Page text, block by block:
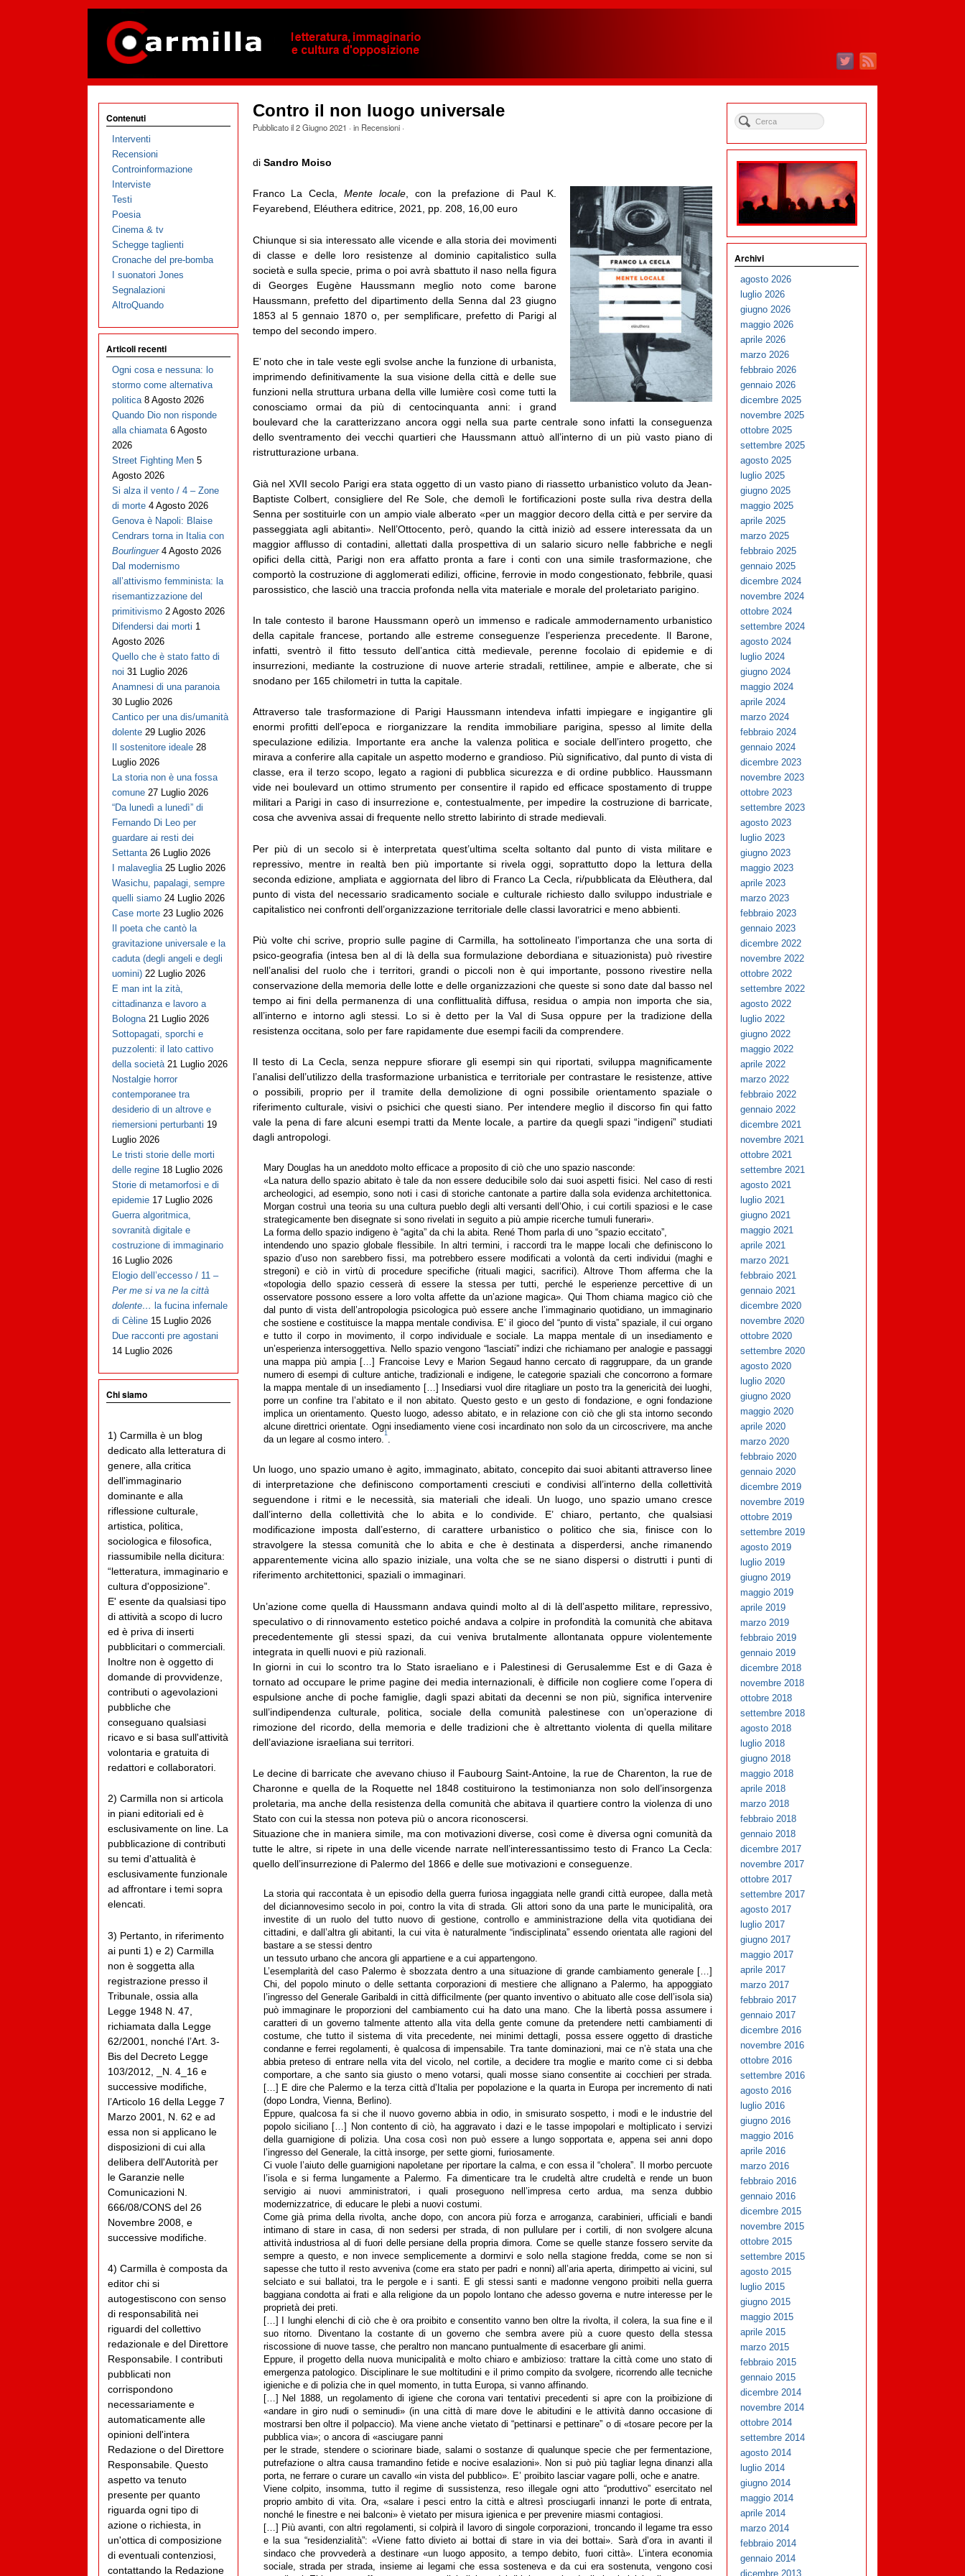
Contro il non luogo universale
Pubblicato il2 Giugno 2021 · in Recensioni·
di Sandro Moiso
Franco La Cecla,Mente locale, con la prefazione di Paul K.
Feyarebend, Eléuthera editrice, 2021, pp. 208, 16,00 euro
Chiunque si sia interessato alle vicende e alla storia dei movimenti
di classe e delle loro resistenze al dominio capitalistico sulla
società e sulla specie, prima o poi avrà sbattuto il naso nella figura
di Georges Eugène Haussmann meglio noto come barone
Haussmann, prefetto del dipartimento della Senna dal 23 giugno
1853 al 5 gennaio 1870 o, per semplificare, prefetto di Parigi al
tempo del secondo impero.
E’ noto che in tale veste egli svolse anche la funzione di urbanista,
imprimendo definitivamente la sua visione della città e delle sue
funzioni nella struttura urbana della ville lumière così come tutti la
conosciamo ormai da più di centocinquanta anni: i grand
boulevard che la caratterizzano ancora oggi nella sua parte centrale sono infatti la conseguenza
dello sventramento dei vecchi quartieri che Haussmann attuò all’interno di un più vasto piano di
ristrutturazione urbana.
Già nel XVII secolo Parigi era stata oggetto di un vasto piano di riassetto urbanistico voluto da Jean-
Baptiste Colbert, consigliere del Re Sole, che demolì le fortificazioni poste sulla riva destra della
Senna per sostituirle con un ampio viale alberato «per un maggior decoro della città e per servire da
passeggiata agli abitanti». Nell’Ottocento, però, quando la città iniziò ad essere interessata da un
maggior afflusso di contadini, allettati dalla prospettiva di un salario sicuro nelle fabbriche e negli
opifici della città, Parigi non era affatto pronta a fare i conti con una simile trasformazione, che
comportò la costruzione di agglomerati edilizi, officine, ferrovie in modo congestionato, febbrile, quasi
parossistico, che lasciò una traccia profonda nella vita materiale e morale del proletariato parigino.
In tale contesto il barone Haussmann operò un immenso e radicale ammodernamento urbanistico
della capitale francese, portando alle estreme conseguenze l’esperienza precedente. Il Barone,
infatti, sventrò il fitto tessuto dell’antica città medievale, perenne focolaio di epidemie e di
insurrezioni, mediante la costruzione di nuove arterie stradali, rettilinee, ampie e alberate, che si
snodano per 165 chilometri in tutta la capitale.
Attraverso tale trasformazione di Parigi Haussmann intendeva infatti impiegare e ingigantire gli
enormi profitti dell’epoca e riorganizzare la rendita immobiliare parigina, spesso al limite della
speculazione edilizia. Importante era anche la valenza politica e sociale dell’intero progetto, che
mirava a conferire alla capitale un aspetto moderno e grandioso. Più significativo, dal punto di vista di
classe, era il terzo scopo, legato a ragioni di pubblica sicurezza e di ordine pubblico. Haussmann
vide nei boulevard un ottimo strumento per consentire il rapido ed efficace spostamento di truppe
militari a Parigi in caso di insurrezione e, contestualmente, per impedire la costruzione di barricate,
cosa che avveniva assai di frequente nello stretto labirinto di strade medievali.
Per più di un secolo si è interpretata quest’ultima scelta soltanto dal punto di vista militare e
repressivo, mentre in realtà ben più importante si rivela oggi, soprattutto dopo la lettura della
seconda edizione, ampliata e aggiornata del libro di Franco La Cecla, ri/pubblicata da Elèuthera, dal
punto di vista del necessario sradicamento sociale e culturale richiesto dallo sviluppo industriale e
capitalistico nei confronti dell’organizzazione territoriale delle classi lavoratrici e meno abbienti.
Più volte chi scrive, proprio sulle pagine di Carmilla, ha sottolineato l’importanza che una sorta di
psico-geografia (intesa ben al di là della sua formulazione debordiana e situazionista) può rivestire
nell’analisi del ruolo che i territori, grandi o piccoli non è qui importante, possono rivestire nella
conservazione della memoria delle lotte e delle organizzazioni che queste si sono date dal basso nel
tempo ai fini della permanenza di una conflittualità diffusa, residua o ampia non importa che sia,
all’interno e intorno agli stessi. Lo si è detto per la Val di Susa oppure per la tradizione della
resistenza occitana, solo per fare rapidamente due esempi facili da comprendere.
Il testo di La Cecla, senza neppure sfiorare gli esempi sin qui riportati, sviluppa magnificamente
l’analisi dell’utilizzo della trasformazione urbanistica e territoriale per contrastare le resistenze, attive
o possibili, proprio per il tramite della demolizione di ogni possibile orientamento spaziale o
riferimento culturale, visivi o psichici che questi siano. Per intendere meglio il discorso fin qui fatto
vale la pena di fare alcuni esempi tratti da Mente locale, a partire da quegli spazi “indigeni” studiati
dagli antropologi.
Mary Douglas ha un aneddoto molto efficace a proposito di ciò che uno spazio nasconde:
«La natura dello spazio abitato è tale da non essere deducibile solo dai suoi aspetti fisici. Nel caso di resti
archeologici, ad esempio, sono noti i casi di storiche cantonate a partire dalla sola evidenza architettonica.
Morgan costruì una teoria su una cultura pueblo degli alti versanti dell’Ohio, i cui cortili spaziosi e le case
strategicamente ben disegnate si sono rivelati in seguito a più ampie ricerche tumuli funerari».
La forma dello spazio indigeno è “agita” da chi la abita. René Thom parla di uno “spazio eccitato”,
intendendo uno spazio globale flessibile. In altri termini, i raccordi tra le mappe locali che definiscono lo
spazio d’uso non sarebbero fissi, ma potrebbero essere modificati a volontà da certi individui (maghi e
stregoni) e ciò in virtù di procedure specifiche (rituali magici, sacrifici). Altrove Thom afferma che la
«topologia dello spazio cesserà di essere la stessa per tutti, perché le esperienze percettive di un
osservatore possono essere a loro volta affette da un’azione magica». Qui Thom chiama magico ciò che
dal punto di vista dell’antropologia psicologica può essere anche l’immaginario quotidiano, un immaginario
che sostiene e costituisce la mappa mentale condivisa. E’ il gioco del “punto di vista” spaziale, il cui organo
e tutto il corpo in movimento, il corpo individuale e sociale. La mappa mentale di un insediamento e
un’esperienza intersoggettiva. Nello spazio vengono “lasciati” indizi che richiamano per analogie e passaggi
una mappa più ampia […] Francoise Levy e Marion Segaud hanno cercato di raggruppare, da un grande
numero di esempi di culture antiche, tradizionali e indigene, le categorie spaziali che concorrono a formare
la mappa mentale di un insediamento […] Insediarsi vuol dire ritagliare un posto tra la genericità dei luoghi,
porre un confine tra l’abitato e il non abitato. Questo gesto e un gesto di fondazione, e ogni fondazione
implica un orientamento. Questo luogo, adesso abitato, e in relazione con ciò che gli sta intorno secondo
alcune direttrici orientate. Ogni insediamento viene cosi incardinato non solo da un circoscrivere, ma anche
da un legare al cosmo intero.
1
.
Un luogo, uno spazio umano è agito, immaginato, abitato, concepito dai suoi abitanti attraverso linee
di interpretazione che definiscono comportamenti cresciuti e condivisi all’interno della collettività
seguendone i ritmi e le necessità, sia materiali che ideali. Un luogo, uno spazio umano cresce
dall’interno della collettività che lo abita e lo condivide. E’ chiaro, pertanto, che qualsiasi
modificazione imposta dall’esterno, di carattere urbanistico o politico che sia, finisce con lo
stravolgere la stessa comunità che lo abita e che è destinata a disperdersi, anche rimanendo
apparentemente vicina allo spazio iniziale, una volta che se ne siano dispersi o distrutti i punti di
riferimento architettonici, spaziali o immaginari.
Un’azione come quella di Haussmann andava quindi molto al di là dell’aspetto militare, repressivo,
speculativo o di rinnovamento estetico poiché andava a colpire in profondità la comunità che abitava
precedentemente gli stessi spazi, da cui veniva brutalmente allontanata oppure violentemente
integrata in quelli nuovi e più razionali.
In giorni in cui lo scontro tra lo Stato israeliano e i Palestinesi di Gerusalemme Est e di Gaza è
tornato ad occupare le prime pagine dei media internazionali, è difficile non cogliere come l’opera di
espulsione anche di poche famiglie, dagli spazi abitati da decenni se non più, significa intervenire
sull’indipendenza culturale, politica, sociale della comunità palestinese con un’operazione di
rimozione del ricordo, della memoria e delle tradizioni che è altrettanto violenta di quella militare
dell’aviazione israeliana sui territori.
Le decine di barricate che avevano chiuso il Faubourg Saint-Antoine, la rue de Charenton, la rue de
Charonne e quella de la Roquette nel 1848 costituirono la testimonianza non solo dell’insorgenza
proletaria, ma anche della resistenza della comunità che abitava il quartiere contro la violenza di uno
Stato con cui la stessa non poteva più o ancora riconoscersi.
Situazione che in maniera simile, ma con motivazioni diverse, così come è diversa ogni comunità da
tutte le altre, si ripete in una delle vicende narrate nell’interessantissimo testo di Franco La Cecla:
quello dell’insurrezione di Palermo del 1866 e delle sue motivazioni e conseguenze.
La storia qui raccontata è un episodio della guerra furiosa ingaggiata nelle grandi città europee, dalla metà
del diciannovesimo secolo in poi, contro la vita di strada. Gli attori sono da una parte le municipalità, ora
investite di un ruolo del tutto nuovo di gestione, controllo e amministrazione della vita quotidiana dei
cittadini, e dall’altra gli abitanti, la cui vita è naturalmente “indisciplinata” essendo orientata alle ragioni del
bastare a se stessi dentro
un tessuto urbano che ancora gli appartiene e a cui appartengono.
L’esemplarità del caso Palermo è sbozzata dentro a una situazione di grande cambiamento generale […]
Chi, del popolo minuto o delle settanta corporazioni di mestiere che allignano a Palermo, ha appoggiato
l’ingresso del Generale Garibaldi in città difficilmente (per quanto inventivo o abituato alle cose dell’isola sia)
può immaginare le proporzioni del cambiamento cui ha dato una mano. Che la libertà possa assumere i
caratteri di un governo talmente attento alla vita della gente comune da pretendere netti cambiamenti di
costume, che tutto il sistema di vita precedente, nei minimi dettagli, possa essere oggetto di drastiche
condanne e ferrei regolamenti, è qualcosa di impensabile. Tra tante dominazioni, mai ce n’è stata una che
abbia preteso di entrare nella vita del vicolo, nel cortile, a decidere tra moglie e marito come ci si debba
comportare, a che santo sia giusto o meno votarsi, quali mosse siano consentite ai cocchieri per strada.
[…] E dire che Palermo e la terza città d’Italia per popolazione e la quarta in Europa per incremento di nati
(dopo Londra, Vienna, Berlino).
Eppure, qualcosa fa si che il nuovo governo abbia in odio, in smisurato sospetto, i modi e le industrie del
popolo siciliano […] Non contento di ciò, ha aggravato i dazi e le tasse impopolari e moltiplicato i servizi
della guarnigione di polizia. Una cosa così non può essere a lungo sopportata e, appena sei anni dopo
l’ingresso del Generale, la città insorge, per sette giorni, furiosamente.
Ci vuole l’aiuto delle guarnigioni napoletane per riportare la calma, e con essa il “cholera”. Il morbo percuote
l’isola e si ferma lungamente a Palermo. Fa dimenticare tra le crudeltà altre crudeltà e rende un buon
servigio ai nuovi amministratori, i quali proseguono nell’impresa certo ardua, ma senza dubbio
modernizzatrice, di educare le plebi a nuovi costumi.
Come già prima della rivolta, anche dopo, con ancora più forza e arroganza, carabinieri, ufficiali e bandi
intimano di stare in casa, di non sedersi per strada, di non pullulare per i cortili, di non svolgere alcuna
attività industriosa al di fuori delle persiane della propria dimora. Come se quelle stanze fossero servite da
sempre a questo, e non invece semplicemente a dormirvi e solo nella stagione fredda, come se non si
sapesse che tutto il resto avveniva (come era stato per padri e nonni) all’aria aperta, dirimpetto ai vicini, sul
selciato e sui ballatoi, tra le pergole e i santi. E gli stessi santi e madonne vengono proibiti nella guerra
baggiana condotta ai frati e alla religione da un popolo lontano che adesso governa e nutre interesse per le
proprietà dei preti.
[…] I lunghi elenchi di ciò che è ora proibito e consentito vanno ben oltre la rivolta, il colera, la sua fine e il
suo ritorno. Diventano la costante di un governo che sembra avere più a cuore questo della stessa
riscossione di nuove tasse, che peraltro non mancano puntualmente di esacerbare gli animi.
Eppure, il progetto della nuova municipalità e molto chiaro e ambizioso: trattare la città come uno stato di
emergenza patologico. Disciplinare le sue moltitudini e il primo compito da svolgere, ricorrendo alle tecniche
igieniche e di polizia che in quel momento, in tutta Europa, si vanno affinando.
[…] Nel 1888, un regolamento di igiene che corona vari tentativi precedenti si apre con la proibizione di
«andare in giro nudi o seminudi» (in una città di mare dove le abitudini e le attività danno occasione di
mostrarsi ben oltre il polpaccio). Ma viene anche vietato di “pettinarsi e pettinare” o di «tosare pecore per la
pubblica via»; o ancora di «asciugare panni
per le strade, stendere o sciorinare biade, salami o sostanze di qualunque specie che per fermentazione,
putrefazione o altra causa tramandino fetide e nocive esalazioni». Non si può più tagliar legna dinanzi alla
porta, ne ferrare o curare un cavallo «in vista del pubblico». E’ proibito lasciar vagare polli, oche e anatre.
Viene colpito, insomma, tutto il regime di sussistenza, reso illegale ogni atto “produttivo” esercitato nel
proprio ambito di vita. Ora, «salare i pesci entro la città e altresì prosciugarli innanzi le porte di entrata,
nonché le finestre e nei balconi» è vietato per misura igienica e per prevenire miasmi contagiosi.
[…] Più avanti, con altri regolamenti, si colpirà il lavoro di singole corporazioni, troncando il legame tra esso
e la sua “residenzialità”: «Viene fatto divieto ai bottai di stare in via dei bottai». Sarà d’ora in avanti il
sindaco che provvederà a destinare «un luogo apposito, a tempo debito, fuori città». L’intera economia
sociale, strada per strada, insieme ai legami che essa sosteneva e da cui era sostenuta, vengono cosi
Contenuti
Interventi
Recensioni
Controinformazione
Interviste
Testi
Poesia
Cinema & tv
Schegge taglienti
Cronache del pre-bomba
I suonatori Jones
Segnalazioni
AltroQuando
Articoli recenti
Ogni cosa e nessuna: lo
stormo come alternativa
politica 8 Agosto 2026
Quando Dio non risponde
alla chiamata 6 Agosto
2026
Street Fighting Men 5
Agosto 2026
Si alza il vento / 4 – Zone
di morte 4 Agosto 2026
Genova è Napoli: Blaise
Cendrars torna in Italia con
Bourlinguer 4 Agosto 2026
Dal modernismo
all’attivismo femminista: la
risemantizzazione del
primitivismo 2 Agosto 2026
Difendersi dai morti 1
Agosto 2026
Quello che è stato fatto di
noi 31 Luglio 2026
Anamnesi di una paranoia
30 Luglio 2026
Cantico per una dis/umanità
dolente 29 Luglio 2026
Il sostenitore ideale 28
Luglio 2026
La storia non è una fossa
comune 27 Luglio 2026
“Da lunedì a lunedì” di
Fernando Di Leo per
guardare ai resti dei
Settanta 26 Luglio 2026
I malaveglia 25 Luglio 2026
Wasichu, papalagi, sempre
quelli siamo 24 Luglio 2026
Case morte 23 Luglio 2026
Il poeta che cantò la
gravitazione universale e la
caduta (degli angeli e degli
uomini) 22 Luglio 2026
E man int la zità,
cittadinanza e lavoro a
Bologna 21 Luglio 2026
Sottopagati, sporchi e
puzzolenti: il lato cattivo
della società 21 Luglio 2026
Nostalgie horror
contemporanee tra
desiderio di un altrove e
riemersioni perturbanti 19
Luglio 2026
Le tristi storie delle morti
delle regine 18 Luglio 2026
Storie di metamorfosi e di
epidemie 17 Luglio 2026
Guerra algoritmica,
sovranità digitale e
costruzione di immaginario
16 Luglio 2026
Elogio dell’eccesso / 11 –
Per me si va ne la città
dolente… la fucina infernale
di Cèline 15 Luglio 2026
Due racconti pre agostani
14 Luglio 2026
Chi siamo
1) Carmilla è un blog
dedicato alla letteratura di
genere, alla critica
dell'immaginario
dominante e alla
riflessione culturale,
artistica, politica,
sociologica e filosofica,
riassumibile nella dicitura:
“letteratura, immaginario e
cultura d'opposizione”.
E' esente da qualsiasi tipo
di attività a scopo di lucro
ed è priva di inserti
pubblicitari o commerciali.
Inoltre non è oggetto di
domande di provvidenze,
contributi o agevolazioni
pubbliche che
conseguano qualsiasi
ricavo e si basa sull'attività
volontaria e gratuita di
redattori e collaboratori.
2) Carmilla non si articola
in piani editoriali ed è
esclusivamente on line. La
pubblicazione di contributi
su temi d'attualità è
esclusivamente funzionale
ad affrontare i temi sopra
elencati.
3) Pertanto, in riferimento
ai punti 1) e 2) Carmilla
non è soggetta alla
registrazione presso il
Tribunale, ossia alla
Legge 1948 N. 47,
richiamata dalla Legge
62/2001, nonché l’Art. 3-
Bis del Decreto Legge
103/2012, _N. 4_16 e
successive modifiche,
l’Articolo 16 della Legge 7
Marzo 2001, N. 62 e ad
essa non si applicano le
disposizioni di cui alla
delibera dell'Autorità per
le Garanzie nelle
Comunicazioni N.
666/08/CONS del 26
Novembre 2008, e
successive modifiche.
4) Carmilla è composta da
editor chi si
autogestiscono con senso
di responsabilità nei
riguardi del collettivo
redazionale e del Direttore
Responsabile. I contributi
pubblicati non
corrispondono
necessariamente e
automaticamente alle
opinioni dell'intera
Redazione o del Direttore
Responsabile. Questo
aspetto va tenuto
presente per quanto
riguarda ogni tipo di
azione o richiesta, in
un'ottica di composizione
di eventuali contenziosi,
contattando la Redazione
Archivi
agosto 2026
luglio 2026
giugno 2026
maggio 2026
aprile 2026
marzo 2026
febbraio 2026
gennaio 2026
dicembre 2025
novembre 2025
ottobre 2025
settembre 2025
agosto 2025
luglio 2025
giugno 2025
maggio 2025
aprile 2025
marzo 2025
febbraio 2025
gennaio 2025
dicembre 2024
novembre 2024
ottobre 2024
settembre 2024
agosto 2024
luglio 2024
giugno 2024
maggio 2024
aprile 2024
marzo 2024
febbraio 2024
gennaio 2024
dicembre 2023
novembre 2023
ottobre 2023
settembre 2023
agosto 2023
luglio 2023
giugno 2023
maggio 2023
aprile 2023
marzo 2023
febbraio 2023
gennaio 2023
dicembre 2022
novembre 2022
ottobre 2022
settembre 2022
agosto 2022
luglio 2022
giugno 2022
maggio 2022
aprile 2022
marzo 2022
febbraio 2022
gennaio 2022
dicembre 2021
novembre 2021
ottobre 2021
settembre 2021
agosto 2021
luglio 2021
giugno 2021
maggio 2021
aprile 2021
marzo 2021
febbraio 2021
gennaio 2021
dicembre 2020
novembre 2020
ottobre 2020
settembre 2020
agosto 2020
luglio 2020
giugno 2020
maggio 2020
aprile 2020
marzo 2020
febbraio 2020
gennaio 2020
dicembre 2019
novembre 2019
ottobre 2019
settembre 2019
agosto 2019
luglio 2019
giugno 2019
maggio 2019
aprile 2019
marzo 2019
febbraio 2019
gennaio 2019
dicembre 2018
novembre 2018
ottobre 2018
settembre 2018
agosto 2018
luglio 2018
giugno 2018
maggio 2018
aprile 2018
marzo 2018
febbraio 2018
gennaio 2018
dicembre 2017
novembre 2017
ottobre 2017
settembre 2017
agosto 2017
luglio 2017
giugno 2017
maggio 2017
aprile 2017
marzo 2017
febbraio 2017
gennaio 2017
dicembre 2016
novembre 2016
ottobre 2016
settembre 2016
agosto 2016
luglio 2016
giugno 2016
maggio 2016
aprile 2016
marzo 2016
febbraio 2016
gennaio 2016
dicembre 2015
novembre 2015
ottobre 2015
settembre 2015
agosto 2015
luglio 2015
giugno 2015
maggio 2015
aprile 2015
marzo 2015
febbraio 2015
gennaio 2015
dicembre 2014
novembre 2014
ottobre 2014
settembre 2014
agosto 2014
luglio 2014
giugno 2014
maggio 2014
aprile 2014
marzo 2014
febbraio 2014
gennaio 2014
dicembre 2013